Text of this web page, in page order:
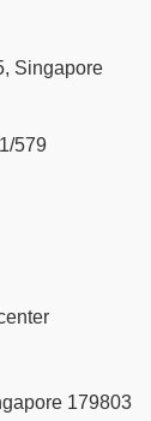
Singapore
579
179803